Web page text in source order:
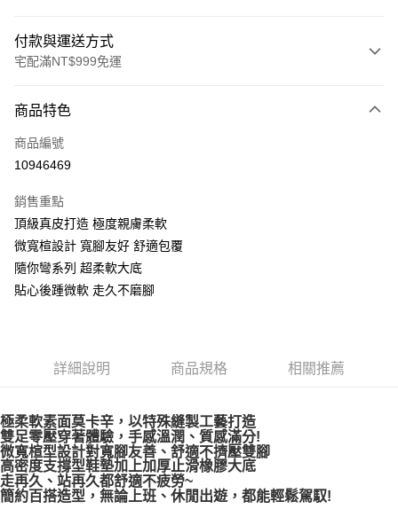
付款與運送方式
宅配滿NT$999免運
信用卡一次付款
LINE Pay
街口支付
悠遊付
AFTEE先享後付
便利好安心！
１．簡單：不需註冊會員、不需綁卡、不需儲值。
【「AFTEE先享後付」結帳流程】
１．於結帳方式選擇「AFTEE先享後付」後，將跳轉至「AFTEE先享後付」
結帳頁面，進行簡訊認證並確認金額後，即可完成結帳。
２．訂單成立數日內，您將收到繳費通知簡訊。
３．收到繳費通知簡訊後14天內，點擊此簡訊中的連結，可透過四大超商／
宅配通
每筆NT$100，滿NT$999(含以上)免運費
商品特色
商品編號
10946469
銷售重點
頂級真皮打造 極度親膚柔軟
微寬楦設計 寬腳友好 舒適包覆
隨你彎系列 超柔軟大底
貼心後踵微軟 走久不磨腳
詳細說明 商品規格 相關推薦
極柔軟素面莫卡辛，以特殊縫製工藝打造
雙足零壓穿著體驗，手感溫潤、質感滿分!
微寬楦型設計對寬腳友善、舒適不擠壓雙腳
高密度支撐型鞋墊加上加厚止滑橡膠大底
走再久、站再久都舒適不疲勞~
簡約百搭造型，無論上班、休閒出遊，都能輕鬆駕馭!